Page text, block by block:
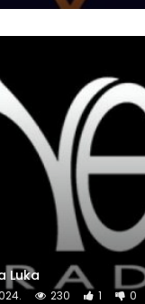
Luka
230 1 0